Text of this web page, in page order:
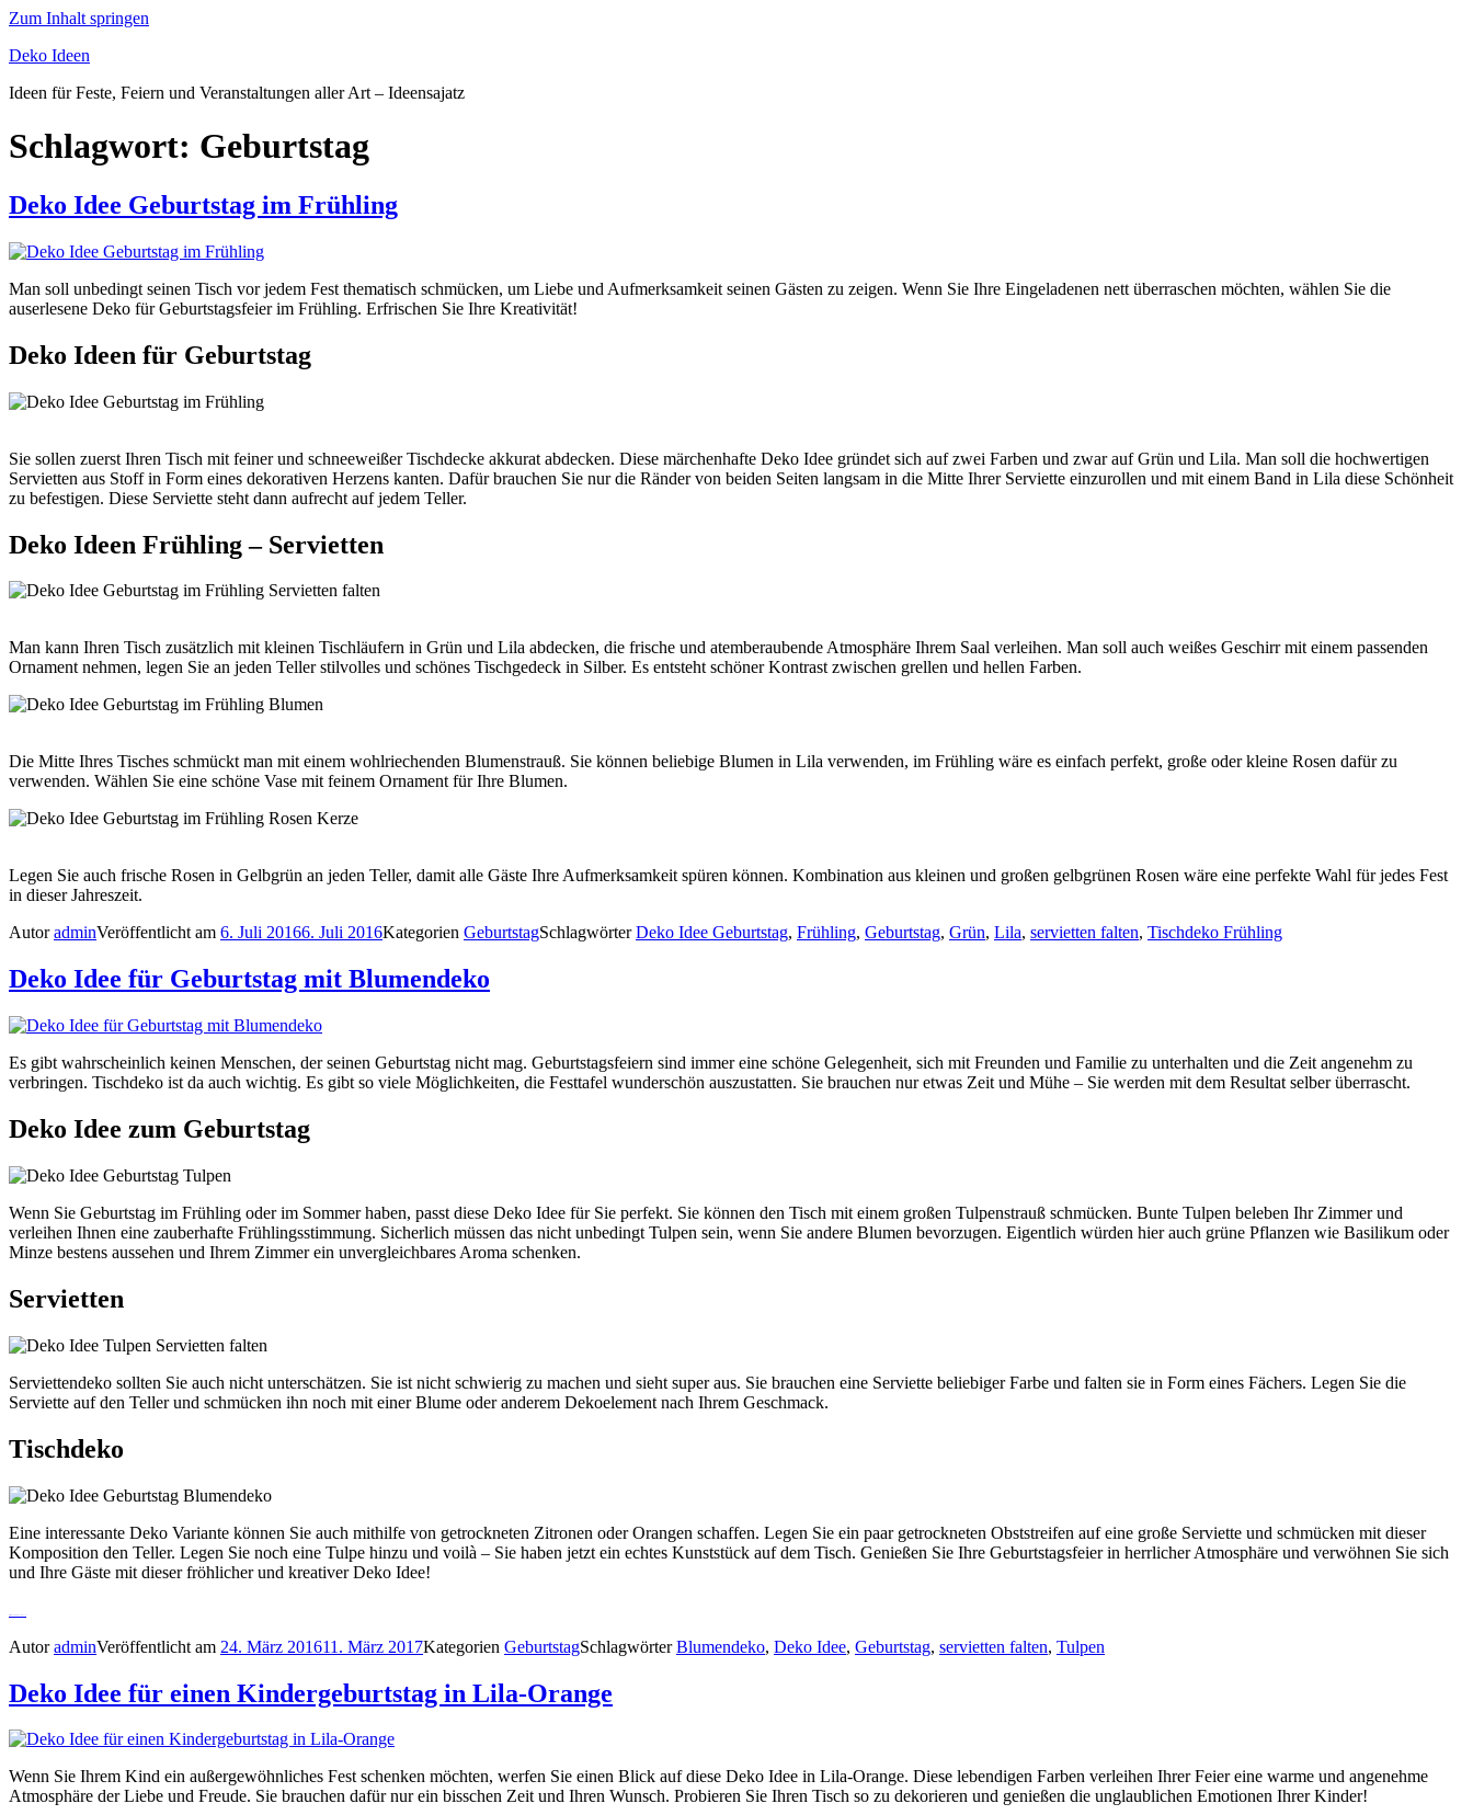
Zum Inhalt springen
Deko Ideen
Ideen für Feste, Feiern und Veranstaltungen aller Art – Ideensajatz
Schlagwort: Geburtstag
Deko Idee Geburtstag im Frühling
Man soll unbedingt seinen Tisch vor jedem Fest thematisch schmücken, um Liebe und Aufmerksamkeit seinen Gästen zu zeigen. Wenn Sie Ihre Eingeladenen nett überraschen möchten, wählen Sie die
auserlesene Deko für Geburtstagsfeier im Frühling. Erfrischen Sie Ihre Kreativität!
Deko Ideen für Geburtstag
Sie sollen zuerst Ihren Tisch mit feiner und schneeweißer Tischdecke akkurat abdecken. Diese märchenhafte Deko Idee gründet sich auf zwei Farben und zwar auf Grün und Lila. Man soll die hochwertigen
Servietten aus Stoff in Form eines dekorativen Herzens kanten. Dafür brauchen Sie nur die Ränder von beiden Seiten langsam in die Mitte Ihrer Serviette einzurollen und mit einem Band in Lila diese Schönheit
zu befestigen. Diese Serviette steht dann aufrecht auf jedem Teller.
Deko Ideen Frühling – Servietten
Man kann Ihren Tisch zusätzlich mit kleinen Tischläufern in Grün und Lila abdecken, die frische und atemberaubende Atmosphäre Ihrem Saal verleihen. Man soll auch weißes Geschirr mit einem passenden
Ornament nehmen, legen Sie an jeden Teller stilvolles und schönes Tischgedeck in Silber. Es entsteht schöner Kontrast zwischen grellen und hellen Farben.
Die Mitte Ihres Tisches schmückt man mit einem wohlriechenden Blumenstrauß. Sie können beliebige Blumen in Lila verwenden, im Frühling wäre es einfach perfekt, große oder kleine Rosen dafür zu
verwenden. Wählen Sie eine schöne Vase mit feinem Ornament für Ihre Blumen.
Legen Sie auch frische Rosen in Gelbgrün an jeden Teller, damit alle Gäste Ihre Aufmerksamkeit spüren können. Kombination aus kleinen und großen gelbgrünen Rosen wäre eine perfekte Wahl für jedes Fest
in dieser Jahreszeit.
AutoradminVeröffentlicht am 6. Juli 20166. Juli 2016Kategorien GeburtstagSchlagwörterDeko Idee Geburtstag, Frühling, Geburtstag, Grün, Lila, servietten falten, Tischdeko Frühling
Deko Idee für Geburtstag mit Blumendeko
Es gibt wahrscheinlich keinen Menschen, der seinen Geburtstag nicht mag. Geburtstagsfeiern sind immer eine schöne Gelegenheit, sich mit Freunden und Familie zu unterhalten und die Zeit angenehm zu
verbringen. Tischdeko ist da auch wichtig. Es gibt so viele Möglichkeiten, die Festtafel wunderschön auszustatten. Sie brauchen nur etwas Zeit und Mühe – Sie werden mit dem Resultat selber überrascht.
Deko Idee zum Geburtstag
Wenn Sie Geburtstag im Frühling oder im Sommer haben, passt diese Deko Idee für Sie perfekt. Sie können den Tisch mit einem großen Tulpenstrauß schmücken. Bunte Tulpen beleben Ihr Zimmer und
verleihen Ihnen eine zauberhafte Frühlingsstimmung. Sicherlich müssen das nicht unbedingt Tulpen sein, wenn Sie andere Blumen bevorzugen. Eigentlich würden hier auch grüne Pflanzen wie Basilikum oder
Minze bestens aussehen und Ihrem Zimmer ein unvergleichbares Aroma schenken.
Servietten
Serviettendeko sollten Sie auch nicht unterschätzen. Sie ist nicht schwierig zu machen und sieht super aus. Sie brauchen eine Serviette beliebiger Farbe und falten sie in Form eines Fächers. Legen Sie die
Serviette auf den Teller und schmücken ihn noch mit einer Blume oder anderem Dekoelement nach Ihrem Geschmack.
Tischdeko
Eine interessante Deko Variante können Sie auch mithilfe von getrockneten Zitronen oder Orangen schaffen. Legen Sie ein paar getrockneten Obststreifen auf eine große Serviette und schmücken mit dieser
Komposition den Teller. Legen Sie noch eine Tulpe hinzu und voilà – Sie haben jetzt ein echtes Kunststück auf dem Tisch. Genießen Sie Ihre Geburtstagsfeier in herrlicher Atmosphäre und verwöhnen Sie sich
und Ihre Gäste mit dieser fröhlicher und kreativer Deko Idee!
AutoradminVeröffentlicht am 24. März 201611. März 2017Kategorien GeburtstagSchlagwörterBlumendeko, Deko Idee, Geburtstag, servietten falten, Tulpen
Deko Idee für einen Kindergeburtstag in Lila-Orange
Wenn Sie Ihrem Kind ein außergewöhnliches Fest schenken möchten, werfen Sie einen Blick auf diese Deko Idee in Lila-Orange. Diese lebendigen Farben verleihen Ihrer Feier eine warme und angenehme
Atmosphäre der Liebe und Freude. Sie brauchen dafür nur ein bisschen Zeit und Ihren Wunsch. Probieren Sie Ihren Tisch so zu dekorieren und genießen die unglaublichen Emotionen Ihrer Kinder!